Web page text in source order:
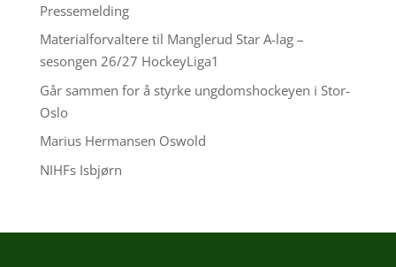
Pressemelding
Materialforvaltere til Manglerud Star A-lag –
sesongen 26/27 HockeyLiga1
Går sammen for å styrke ungdomshockeyen i Stor-
Oslo
Marius Hermansen Oswold
NIHFs Isbjørn